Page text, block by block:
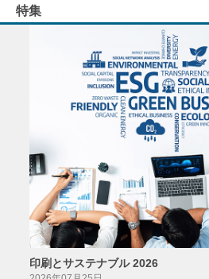
特集
印刷とサステナブル 2026